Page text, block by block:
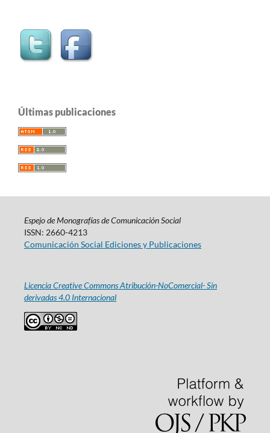
Últimas publicaciones
Espejo de Monografías de Comunicación Social
ISSN: 2660-4213
Comunicación Social Ediciones y Publicaciones
Licencia Creative Commons Atribución-NoComercial- Sin
derivadas 4.0 Internacional